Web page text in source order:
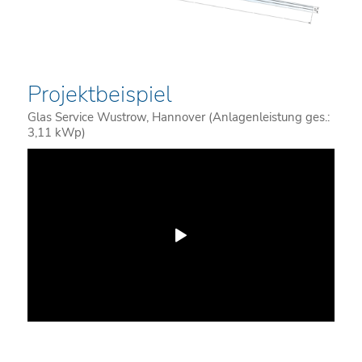
Projektbeispiel
Glas Service Wustrow, Hannover (Anlagenleistung ges.:
3,11 kWp)